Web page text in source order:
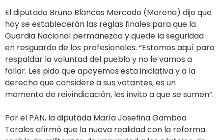
El diputado Bruno Blancas Mercado (Morena) dijo que
hoy se establecerán las reglas finales para que la
Guardia Nacional permanezca y quede la seguridad
en resguardo de los profesionales. “Estamos aquí para
respaldar la voluntad del pueblo y no le vamos a
fallar. Les pido que apoyemos esta iniciativa y a la
derecha que considere a sus votantes, es un
momento de reivindicación, les invito a que se sumen”.
Por el PAN, la diputada María Josefina Gamboa
Torales afirmó que la nueva realidad con la reforma